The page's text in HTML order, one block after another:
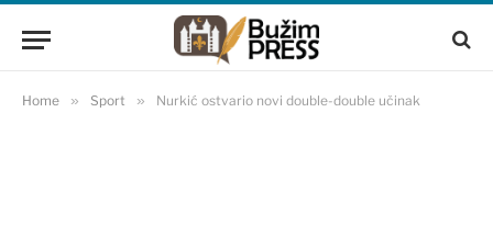
Home » Sport » Nurkić ostvario novi double-double učinak